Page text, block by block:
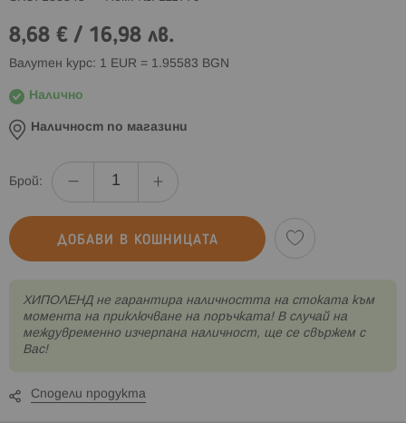
8,68 € / 16,98 лв.
Валутен курс: 1 EUR = 1.95583 BGN
Налично
Наличност по магазини
Брой:
ДОБАВИ В КОШНИЦАТА
XИПОЛЕНД не гарантира наличността на стоката към
момента на приключване на поръчката! В случай на
междувременно изчерпана наличност, ще се свържем с
Вас!
Сподели продукта